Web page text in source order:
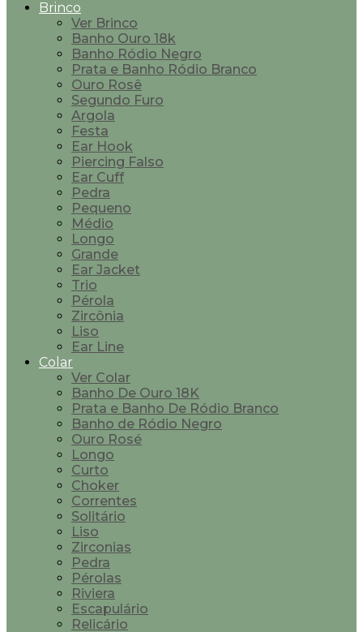
Brinco
Ver Brinco
Banho Ouro 18k
Banho Ródio Negro
Prata e Banho Ródio Branco
Ouro Rosê
Segundo Furo
Argola
Festa
Ear Hook
Piercing Falso
Ear Cuff
Pedra
Pequeno
Médio
Longo
Grande
Ear Jacket
Trio
Pérola
Zircônia
Liso
Ear Line
Colar
Ver Colar
Banho De Ouro 18K
Prata e Banho De Ródio Branco
Banho de Ródio Negro
Ouro Rosé
Longo
Curto
Choker
Correntes
Solitário
Liso
Zirconias
Pedra
Pérolas
Riviera
Escapulário
Relicário